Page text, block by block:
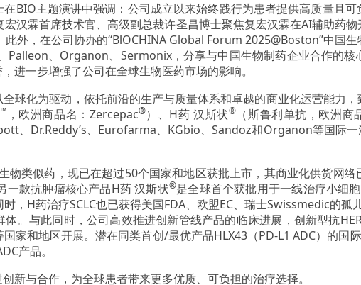
BIO主题演讲中强调：公司成立以来始终践行为患者提供高质量且
汉霖首席技术官、高级副总裁许圣昌博士聚焦复宏汉霖在AI辅助药
外，在公司协办的“BlOCHINA Global Forum 2025@Boston”中国
Palleon、Organon、Sermonix，分享与中国生物制药企业合作的核
进一步增强了公司在全球生物医药市场的影响。
球化为驱动，依托前沿的生产与质量体系和卓越的商业化运营能力
™ ，欧洲商品名：Zercepac®）、H药 汉斯状®（斯鲁利单抗，欧洲商
、Dr.Reddy’s、Eurofarma、KGbio、Sandoz和Organon等国际
物类似药，现已在超过50个国家和地区获批上市，其商业化供货网
一款抗肿瘤核心产品H药 汉斯状®是全球首个获批用于一线治疗小细
，H药治疗SCLC也已获得美国FDA、欧盟EC、瑞士Swissmedic的孤
。与此同时，公司高效推进创新管线产品的临床进展，创新型抗
家和地区开展。潜在同类首创/最优产品HLX43（PD-L1 ADC）的国
产品。
新与合作，为全球患者带来更多优质、可负担的治疗选择。